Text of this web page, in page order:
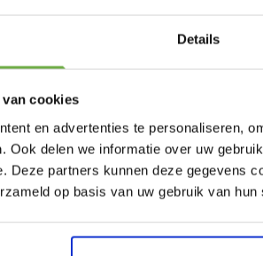
Details
cookies
en advertenties te personaliseren,
Ook delen we informatie over uw
Deze partners kunnen deze gegevens
op basis van uw gebruik van hun
Lucide DORIAN -
Plafondspot
(Plafondlamp) - Ø
cm - LED Dim to
warm - GU10
€ 33,99
-60%